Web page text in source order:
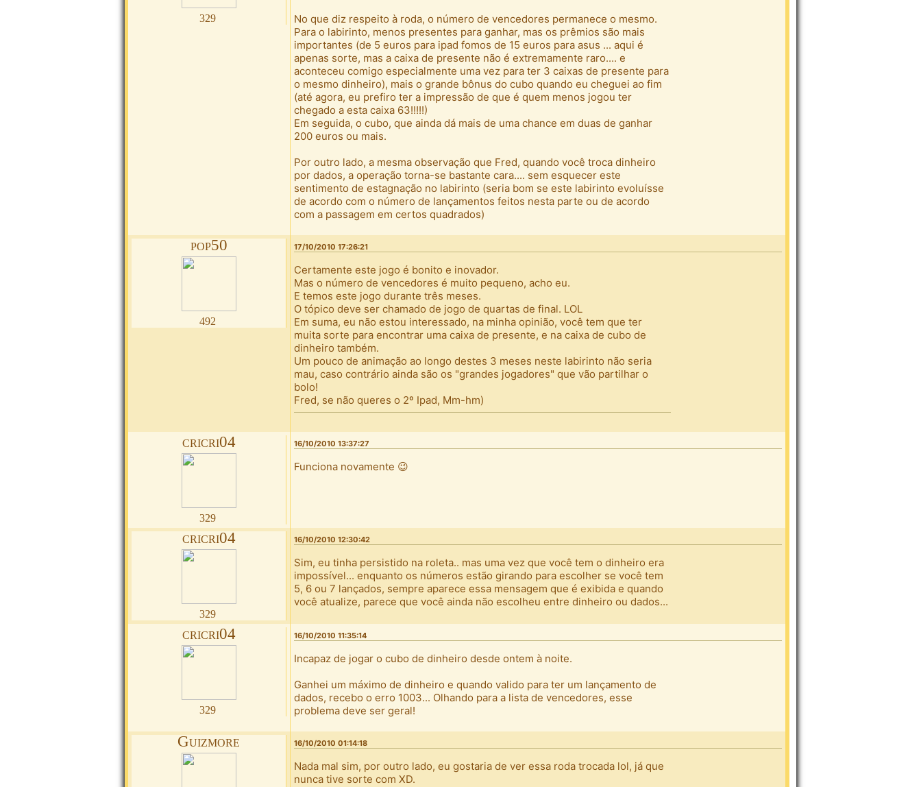
329
No que diz respeito à roda, o número de vencedores permanece o mesmo.
Para o labirinto, menos presentes para ganhar, mas os prêmios são mais
importantes (de 5 euros para ipad fomos de 15 euros para asus ... aqui é
apenas sorte, mas a caixa de presente não é extremamente raro.... e
aconteceu comigo especialmente uma vez para ter 3 caixas de presente para
o mesmo dinheiro), mais o grande bônus do cubo quando eu cheguei ao fim
(até agora, eu prefiro ter a impressão de que é quem menos jogou ter
chegado a esta caixa 63!!!!!)
Em seguida, o cubo, que ainda dá mais de uma chance em duas de ganhar
200 euros ou mais.
Por outro lado, a mesma observação que Fred, quando você troca dinheiro
por dados, a operação torna-se bastante cara.... sem esquecer este
sentimento de estagnação no labirinto (seria bom se este labirinto evoluísse
de acordo com o número de lançamentos feitos nesta parte ou de acordo
com a passagem em certos quadrados)
pop50
492
17/10/2010 17:26:21
Certamente este jogo é bonito e inovador.
Mas o número de vencedores é muito pequeno, acho eu.
E temos este jogo durante três meses.
O tópico deve ser chamado de jogo de quartas de final. LOL
Em suma, eu não estou interessado, na minha opinião, você tem que ter
muita sorte para encontrar uma caixa de presente, e na caixa de cubo de
dinheiro também.
Um pouco de animação ao longo destes 3 meses neste labirinto não seria
mau, caso contrário ainda são os "grandes jogadores" que vão partilhar o
bolo!
Fred, se não queres o 2º Ipad, Mm-hm)
cricri04
329
16/10/2010 13:37:27
Funciona novamente 😉
cricri04
329
16/10/2010 12:30:42
Sim, eu tinha persistido na roleta.. mas uma vez que você tem o dinheiro era
impossível... enquanto os números estão girando para escolher se você tem
5, 6 ou 7 lançados, sempre aparece essa mensagem que é exibida e quando
você atualize, parece que você ainda não escolheu entre dinheiro ou dados...
cricri04
329
16/10/2010 11:35:14
Incapaz de jogar o cubo de dinheiro desde ontem à noite.
Ganhei um máximo de dinheiro e quando valido para ter um lançamento de
dados, recebo o erro 1003... Olhando para a lista de vencedores, esse
problema deve ser geral!
Guizmore 16/10/2010 01:14:18
Nada mal sim, por outro lado, eu gostaria de ver essa roda trocada lol, já que
nunca tive sorte com XD.